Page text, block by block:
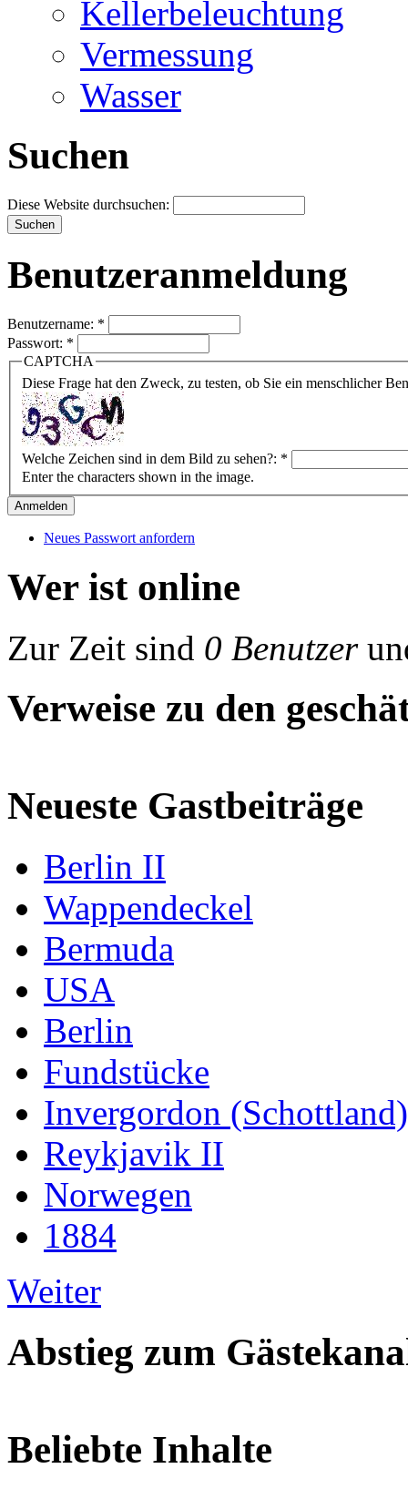
Kellerbeleuchtung
Vermessung
Wasser
Suchen
Diese Website durchsuchen:
Benutzeranmeldung
Benutzername: *
Passwort: *
CAPTCHA
Diese Frage hat den Zweck, zu testen, ob Sie ein menschlicher
Welche Zeichen sind in dem Bild zu sehen?: *
Enter the characters shown in the image.
Neues Passwort anfordern
Wer ist online
Zur Zeit sind 0 Benutzer
Verweise zu den
Neueste Gastbeiträge
Berlin II
Wappendeckel
Bermuda
USA
Berlin
Fundstücke
Invergordon (Schottland)
Reykjavik II
Norwegen
1884
Weiter
Abstieg zum
Beliebte Inhalte